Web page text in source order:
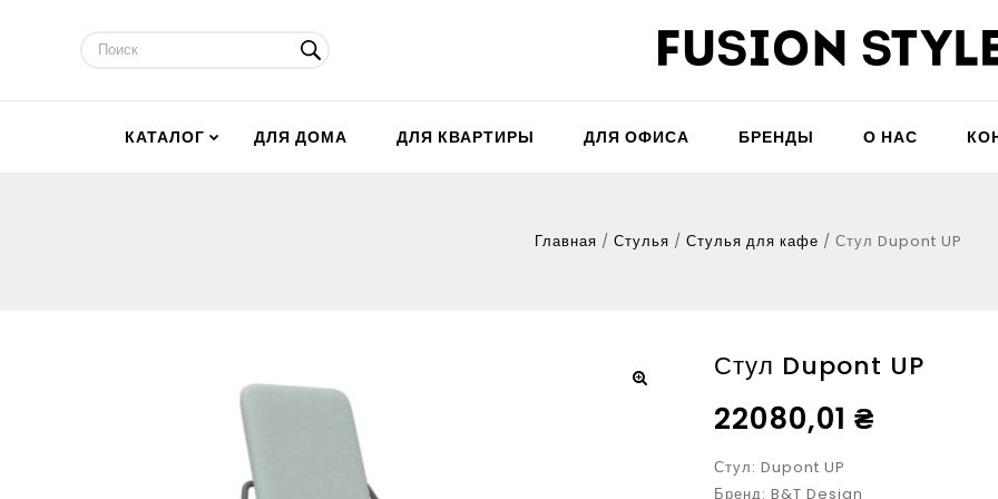
КАТАЛОГ ДЛЯ ДОМА ДЛЯ КВАРТИРЫ ДЛЯ ОФИСА БРЕНДЫ О НАС
Главная / Стулья / Стулья для кафе / Стул Dupont UP
Стул Dupont UP
22080,01 ₴
Стул: Dupont UP
Бренд: B&T Design